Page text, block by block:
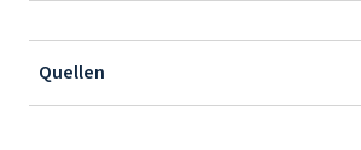
Quellen